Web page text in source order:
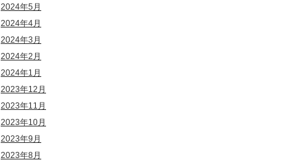
2024年5月
2024年4月
2024年3月
2024年2月
2024年1月
2023年12月
2023年11月
2023年10月
2023年9月
2023年8月